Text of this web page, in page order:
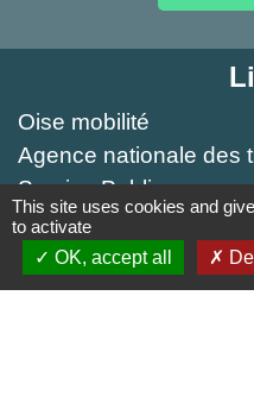
Oise mobilité
Agence nationale des
Service Public
Région Hauts-de-
This site uses cookies and
to activate
OK, accept all